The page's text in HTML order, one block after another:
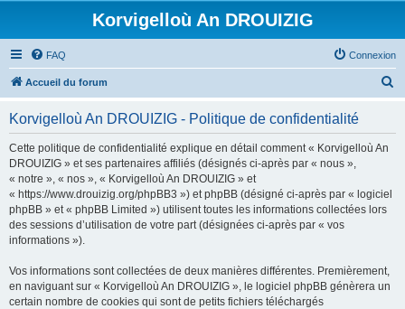
Korvigelloù An DROUIZIG
FAQ Connexion
Accueil du forum
Korvigelloù An DROUIZIG - Politique de confidentialité
Cette politique de confidentialité explique en détail comment « Korvigelloù An
DROUIZIG » et ses partenaires affiliés (désignés ci-après par « nous »,
« notre », « nos », « Korvigelloù An DROUIZIG » et
« https://www.drouizig.org/phpBB3 ») et phpBB (désigné ci-après par « logiciel
phpBB » et « phpBB Limited ») utilisent toutes les informations collectées lors
des sessions d’utilisation de votre part (désignées ci-après par « vos
informations »).
Vos informations sont collectées de deux manières différentes. Premièrement,
en naviguant sur « Korvigelloù An DROUIZIG », le logiciel phpBB génèrera un
certain nombre de cookies qui sont de petits fichiers téléchargés